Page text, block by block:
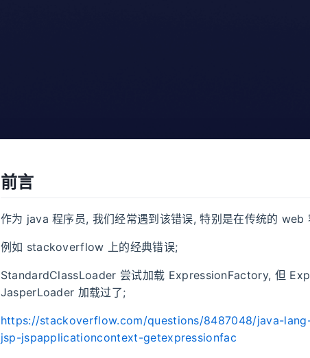
前言
作为 java 程序员, 我们经常遇到该错误, 特别是在传统的
例如 stackoverflow 上的经典错误;
StandardClassLoader 尝试加载 ExpressionFactory, 但
JasperLoader 加载过了;
https://stackoverflow.com/questions/8487048/java-
jsp-jspapplicationcontext-getexpressionfac